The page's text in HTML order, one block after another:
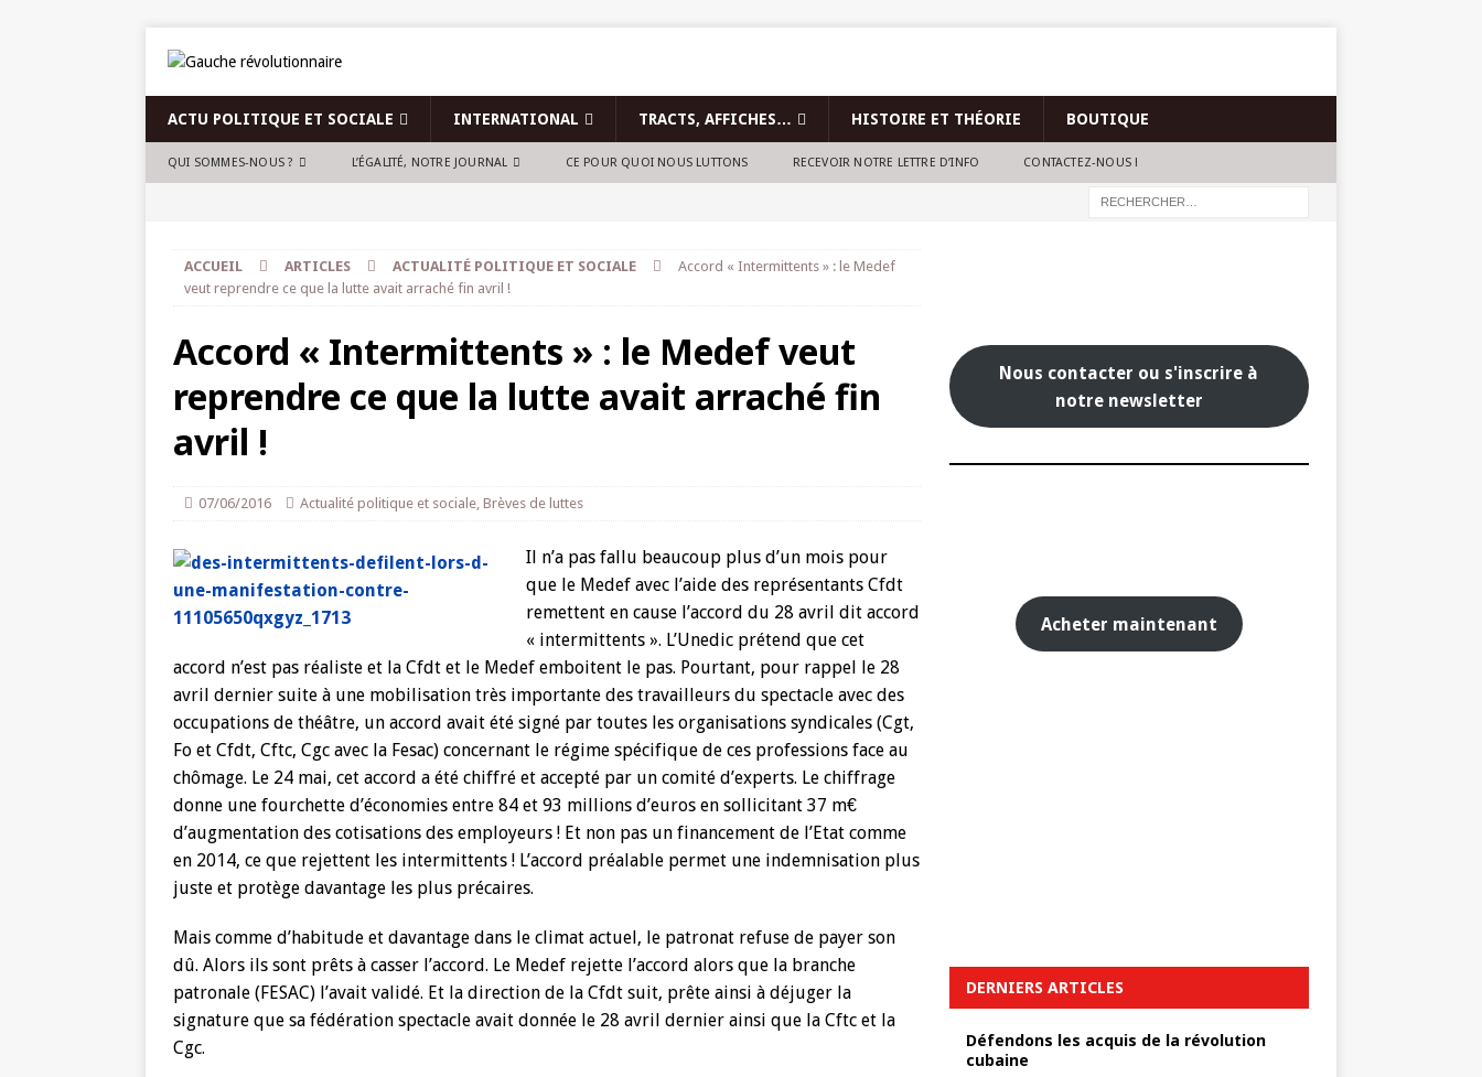
ACTU POLITIQUE ET SOCIALE INTERNATIONAL TRACTS, AFFICHES… HISTOIRE ET THÉORIE BOUTIQUE
QUI SOMMES-NOUS ? L’ÉGALITÉ, NOTRE JOURNAL CE POUR QUOI NOUS LUTTONS RECEVOIR NOTRE LETTRE D’INFO CONTACTEZ-NOUS !
ACCUEIL ARTICLES ACTUALITÉ POLITIQUE ET SOCIALE
Accord « Intermittents » : le Medef
veut reprendre ce que la lutte avait arraché fin avril !
Accord « Intermittents » : le Medef veut
reprendre ce que la lutte avait arraché fin
avril !
07/06/2016 Actualité politique et sociale, Brèves de luttes
Il n’a pas fallu beaucoup plus d’un mois pour
que le Medef avec l’aide des représentants Cfdt
remettent en cause l’accord du 28 avril dit accord
« intermittents ». L’Unedic prétend que cet
accord n’est pas réaliste et la Cfdt et le Medef emboitent le pas. Pourtant, pour rappel le 28
avril dernier suite à une mobilisation très importante des travailleurs du spectacle avec des
occupations de théâtre, un accord avait été signé par toutes les organisations syndicales (Cgt,
Fo et Cfdt, Cftc, Cgc avec la Fesac) concernant le régime spécifique de ces professions face au
chômage. Le 24 mai, cet accord a été chiffré et accepté par un comité d’experts. Le chiffrage
donne une fourchette d’économies entre 84 et 93 millions d’euros en sollicitant 37 m€
d’augmentation des cotisations des employeurs ! Et non pas un financement de l’Etat comme
en 2014, ce que rejettent les intermittents ! L’accord préalable permet une indemnisation plus
juste et protège davantage les plus précaires.
Mais comme d’habitude et davantage dans le climat actuel, le patronat refuse de payer son
dû. Alors ils sont prêts à casser l’accord. Le Medef rejette l’accord alors que la branche
patronale (FESAC) l’avait validé. Et la direction de la Cfdt suit, prête ainsi à déjuger la
signature que sa fédération spectacle avait donnée le 28 avril dernier ainsi que la Cftc et la
Cgc.
Nous contacter ou s'inscrire à
notre newsletter
Acheter maintenant
DERNIERS ARTICLES
Défendons les acquis de la révolution
cubaine